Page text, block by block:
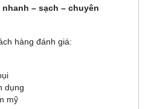
– sạch – chuyên
hàng đánh giá:
dụng
mỹ